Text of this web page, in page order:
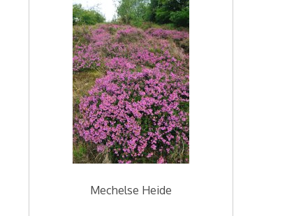
Mechelse Heide